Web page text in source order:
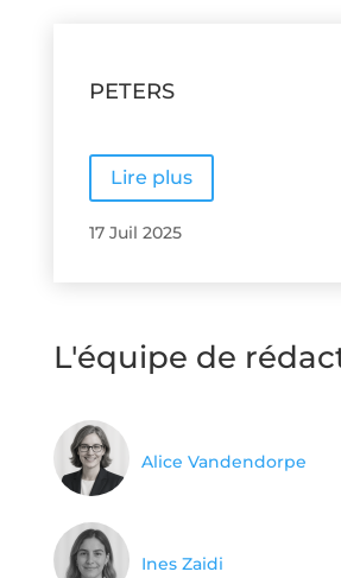
PETERS
Lire plus
17 Juil 2025
L'équipe de
Alice Vandendorpe
Ines Zaidi